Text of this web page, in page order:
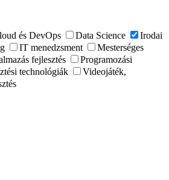
és DevOps Data Science
Irodai
IT menedzsment
Mesterséges
fejlesztés
Programozási
technológiák
Videojáték,